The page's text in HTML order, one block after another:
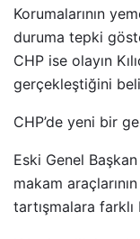
Korumalarının
duruma tepki
CHP ise olayın
gerçekleştiğini
CHP’de yeni bir
Eski Genel
makam
tartışmalara